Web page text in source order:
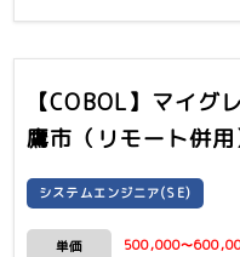
【COBOL】マイグ
鷹市（リモート併用
システムエンジニア(SE)
単価 500,000〜